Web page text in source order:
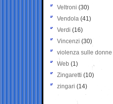
Veltroni (30)
Vendola (41)
Verdi (16)
Vincenzi (30)
violenza sulle donne
Web (1)
Zingaretti (10)
zingari (14)